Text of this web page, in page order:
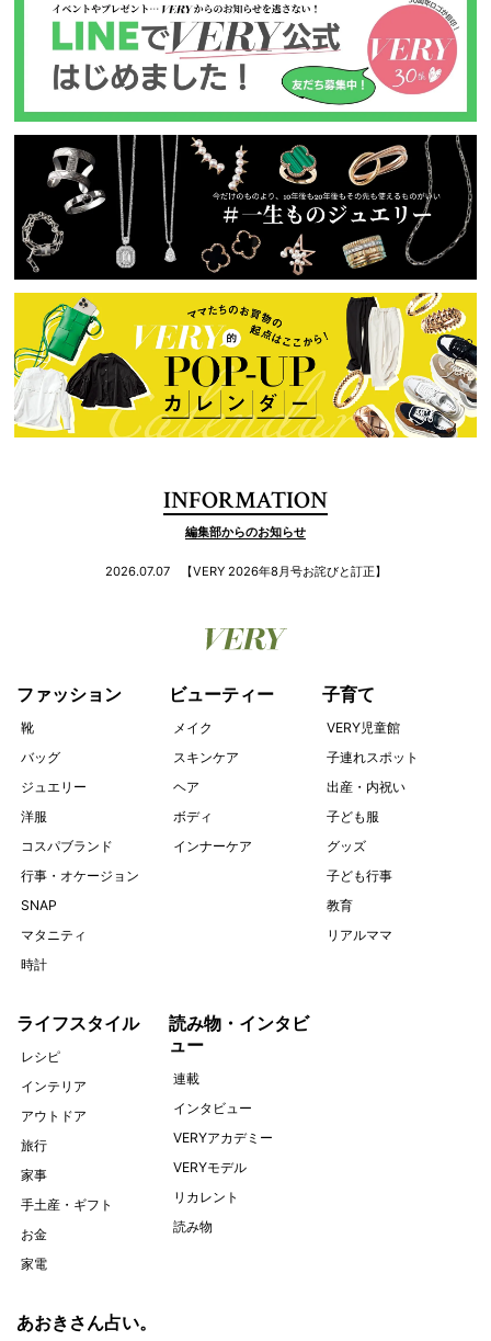
INFORMATION
編集部からのお知らせ
2026.07.07 【VERY 2026年8月号お詫びと訂正】
ファッション
靴
バッグ
ジュエリー
洋服
コスパブランド
行事・オケージョン
SNAP
マタニティ
時計
ビューティー
メイク
スキンケア
ヘア
ボディ
インナーケア
子育て
VERY児童館
子連れスポット
出産・内祝い
子ども服
グッズ
子ども行事
教育
リアルママ
ライフスタイル
レシピ
インテリア
アウトドア
旅行
家事
手土産・ギフト
お金
家電
読み物・インタビ
ュー
連載
インタビュー
VERYアカデミー
VERYモデル
リカレント
読み物
あおきさん占い。